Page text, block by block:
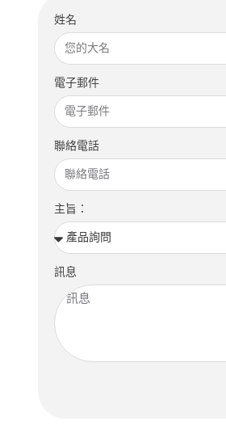
姓名
電子郵件
聯絡電話
主旨：
訊息